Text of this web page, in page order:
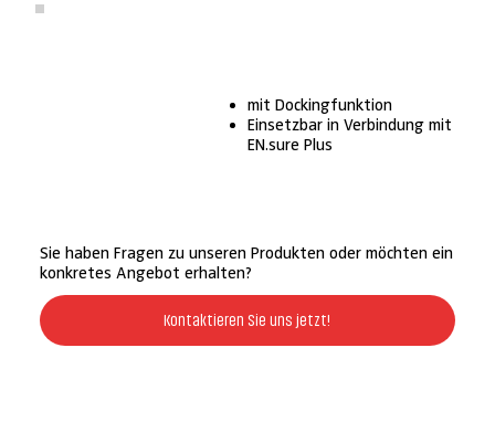
mit Dockingfunktion
Einsetzbar in Verbindung mit
EN.sure Plus
Sie haben Fragen zu unseren Produkten oder möchten ein
konkretes Angebot erhalten?
Kontaktieren Sie uns jetzt!